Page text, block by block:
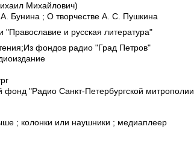
Михайлович)
Бунина ; О творчестве А. С. Пушкина
"Православие и русская литература"
фондов радио "Град Петров"
фонд "Радио Санкт-Петербургской митрополии
; колонки или наушники ; медиаплеер